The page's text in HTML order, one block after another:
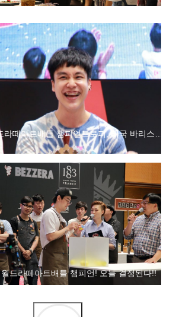
월드라떼아트배틀 챔피언! 오늘 결정된다!!